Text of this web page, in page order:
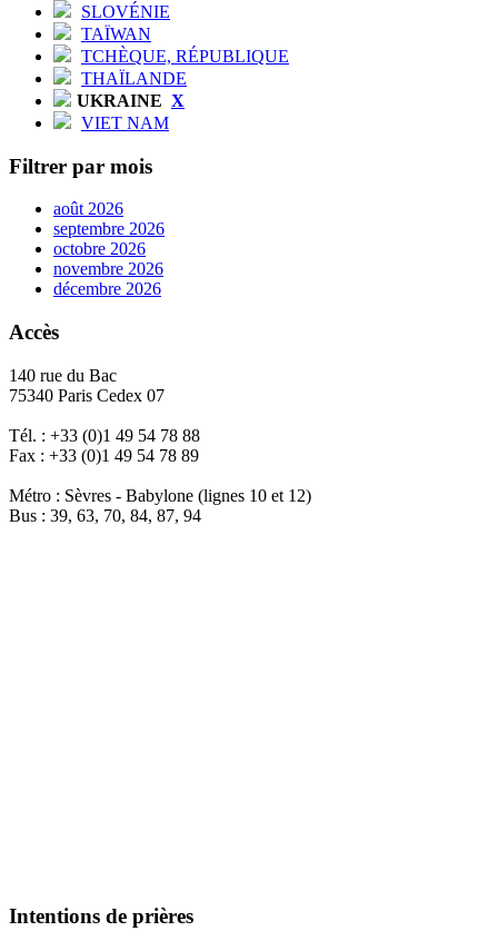
SLOVÉNIE
TAÏWAN
TCHÈQUE, RÉPUBLIQUE
THAÏLANDE
UKRAINE X
VIET NAM
Filtrer par mois
août 2026
septembre 2026
octobre 2026
novembre 2026
décembre 2026
Accès
140 rue du Bac
75340 Paris Cedex 07
Tél. : +33 (0)1 49 54 78 88
Fax : +33 (0)1 49 54 78 89
Métro : Sèvres - Babylone (lignes 10 et 12)
Bus : 39, 63, 70, 84, 87, 94
Intentions de prières